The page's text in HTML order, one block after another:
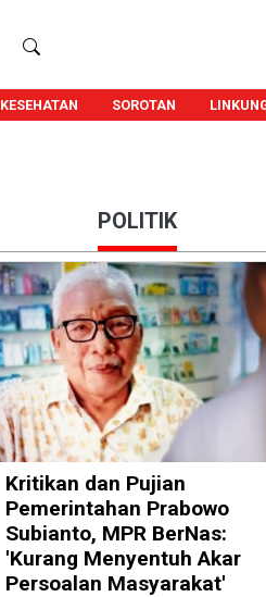
KESEHATAN SOROTAN
POLITIK
Kritikan dan Pujian
Pemerintahan Prabowo
Subianto, MPR BerNas:
'Kurang Menyentuh Akar
Persoalan Masyarakat'